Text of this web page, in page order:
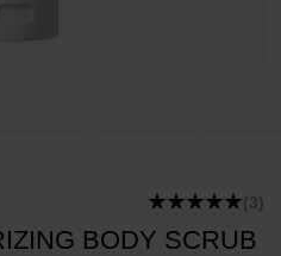
(3)
BODY SCRUB